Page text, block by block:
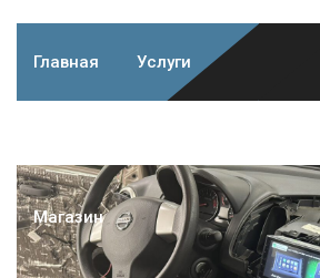
Главная Услуги
Магазин